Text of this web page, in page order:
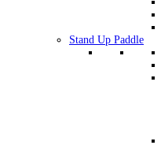
Stand Up Paddle